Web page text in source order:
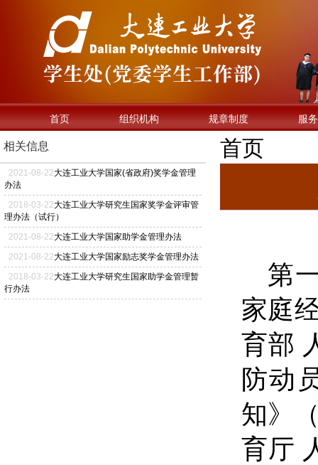
首页 组织机构 规章制度 服
相关信息
2021-08-22大连工业大学国家(省政府)奖学金管理
办法
2018-03-22大连工业大学研究生国家奖学金评审管
理办法（试行）
2021-08-22大连工业大学国家助学金管理办法
2021-08-22大连工业大学国家励志奖学金管理办法
2018-03-22大连工业大学研究生国家助学金管理暂
行办法
首页
第
家庭
育部
防动
知》
育厅